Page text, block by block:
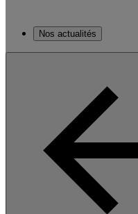
Nos actualités